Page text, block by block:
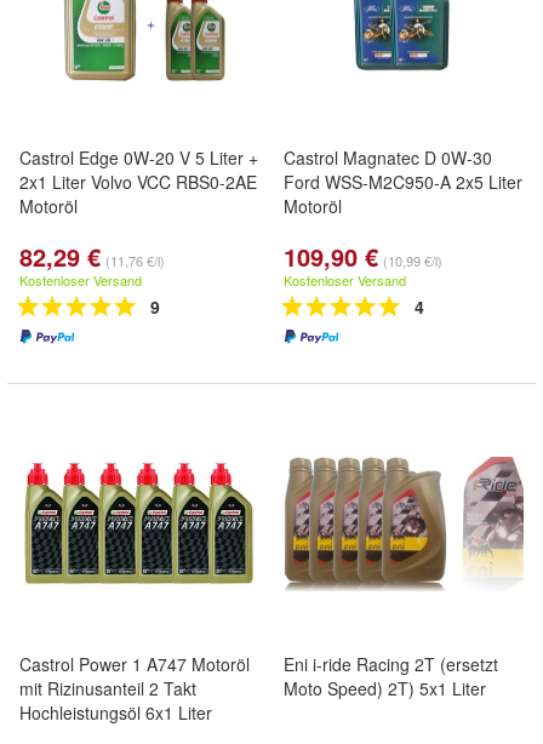
Castrol Edge 0W-20 V 5 Liter +
2x1 Liter Volvo VCC RBS0-2AE
Motoröl
82,29 € (11,76 €/l)
Kostenloser Versand
9
Castrol Magnatec D 0W-30
Ford WSS-M2C950-A 2x5 Liter
Motoröl
109,90 € (10,99 €/l)
Kostenloser Versand
4
Castrol Power 1 A747 Motoröl
mit Rizinusanteil 2 Takt
Hochleistungsöl 6x1 Liter
Eni i-ride Racing 2T (ersetzt
Moto Speed) 2T) 5x1 Liter